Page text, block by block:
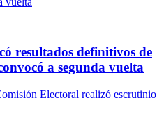
resultados definitivos de
a segunda vuelta